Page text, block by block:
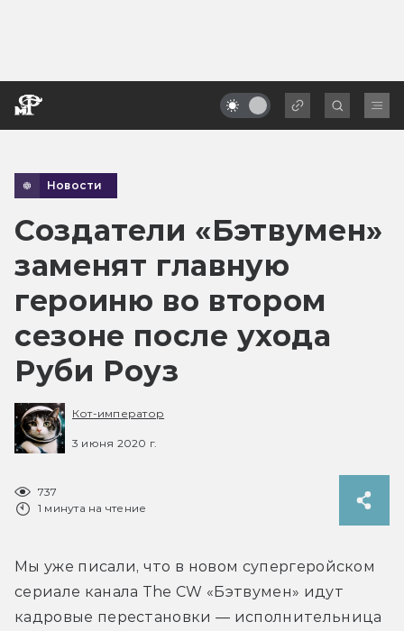
Новости
Создатели «Бэтвумен»
заменят главную
героиню во втором
сезоне после ухода
Руби Роуз
Кот-император
3 июня 2020 г.
737
1 минута на чтение
Мы уже писали, что в новом супергеройском
сериале канала The CW «Бэтвумен» идут
кадровые перестановки — исполнительница